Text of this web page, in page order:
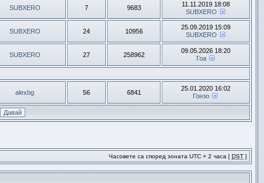
SUBXERO 7 9683
11.11.2019 18:08
SUBXERO
SUBXERO 24 10956
25.09.2019 15:09
SUBXERO
SUBXERO 27 258962
09.05.2026 18:20
Гоа
alexbg 56 6841
25.01.2020 16:02
Гонзо
Часовете са според зоната UTC + 2 часа [ DST ]